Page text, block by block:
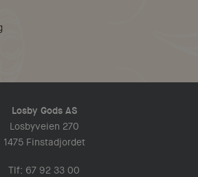
Losby Gods AS
Losbyveien 270
1475 Finstadjordet
Tlf: 67 92 33 00